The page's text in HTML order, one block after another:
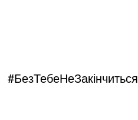
#БезТебеНеЗакінчиться